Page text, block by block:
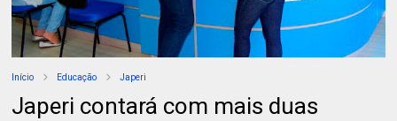
Início Educação Japeri
Japeri contará com mais duas